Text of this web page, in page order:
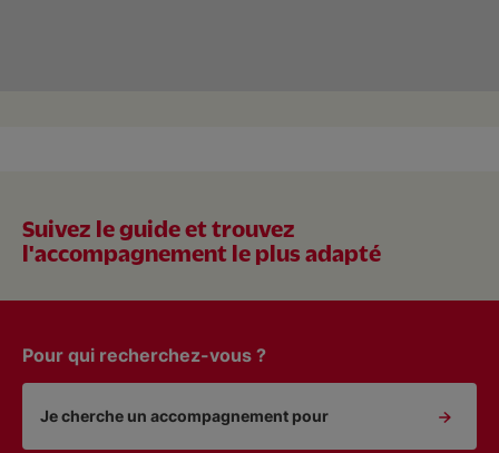
Suivez le guide et trouvez
l'accompagnement le plus adapté
Pour qui recherchez-vous ?
Je cherche un accompagnement pour